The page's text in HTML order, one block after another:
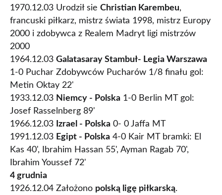
1970.12.03 Urodził sie Christian Karembeu,
francuski piłkarz, mistrz świata 1998, mistrz Europy
2000 i zdobywca z Realem Madryt ligi mistrzów
2000
1964.12.03 Galatasaray Stambuł- Legia Warszawa
1-0 Puchar Zdobywców Pucharów 1/8 finału gol:
Metin Oktay 22'
1933.12.03 Niemcy - Polska 1-0 Berlin MT gol:
Josef Rasselnberg 89'
1966.12.03 Izrael - Polska 0- 0 Jaffa MT
1991.12.03 Egipt - Polska 4-0 Kair MT bramki: El
Kas 40', Ibrahim Hassan 55', Ayman Ragab 70',
Ibrahim Youssef 72'
4 grudnia
1926.12.04 Założono polską ligę piłkarską.